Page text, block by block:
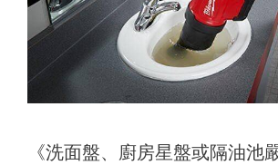
《洗面盤、廚房星盤或隔油池